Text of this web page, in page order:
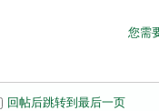
您需
回帖后跳转到最后一页